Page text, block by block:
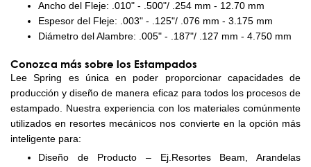
Ancho del Fleje: .010" - .500"/ .254 mm - 12.70 mm
Espesor del Fleje: .003" - .125"/ .076 mm - 3.175 mm
Diámetro del Alambre: .005" - .187"/ .127 mm - 4.750 mm
Conozca más sobre los Estampados
Lee Spring es única en poder proporcionar capacidades de
producción y diseño de manera eficaz para todos los procesos de
estampado. Nuestra experiencia con los materiales comúnmente
utilizados en resortes mecánicos nos convierte en la opción más
inteligente para:
Diseño de Producto – Ej.Resortes Beam, Arandelas